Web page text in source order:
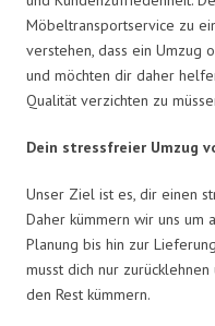
Möbeltransportservice zu
verstehen, dass ein Umzug
und möchten dir daher
Qualität verzichten zu
Dein stressfreier Umzug
Unser Ziel ist es, dir einen
Daher kümmern wir uns
Planung bis hin zur
musst dich nur
den Rest kümmern.